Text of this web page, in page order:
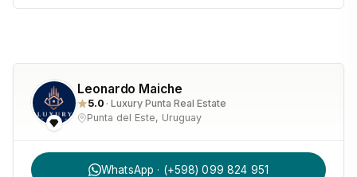
Leonardo Maiche
5.0 · Luxury Punta Real Estate
Punta del Este, Uruguay
WhatsApp · (+598) 099 824 951